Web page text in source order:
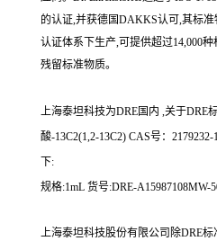
的认证,并获德国DAKKS认可,其标准
认证体系下生产,可提供超过14,000
残留标准物质。
上海泰坦科技为DRE国内 ,关于DRE
酸-13C2(1,2-13C2) CAS号：
下:
规格:1mL 货号:DRE-A15987108MW-
上海泰坦科技股份有限公司除DRE